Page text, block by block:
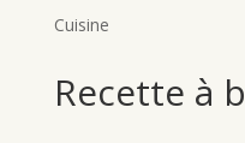
Cuisine
Recette à